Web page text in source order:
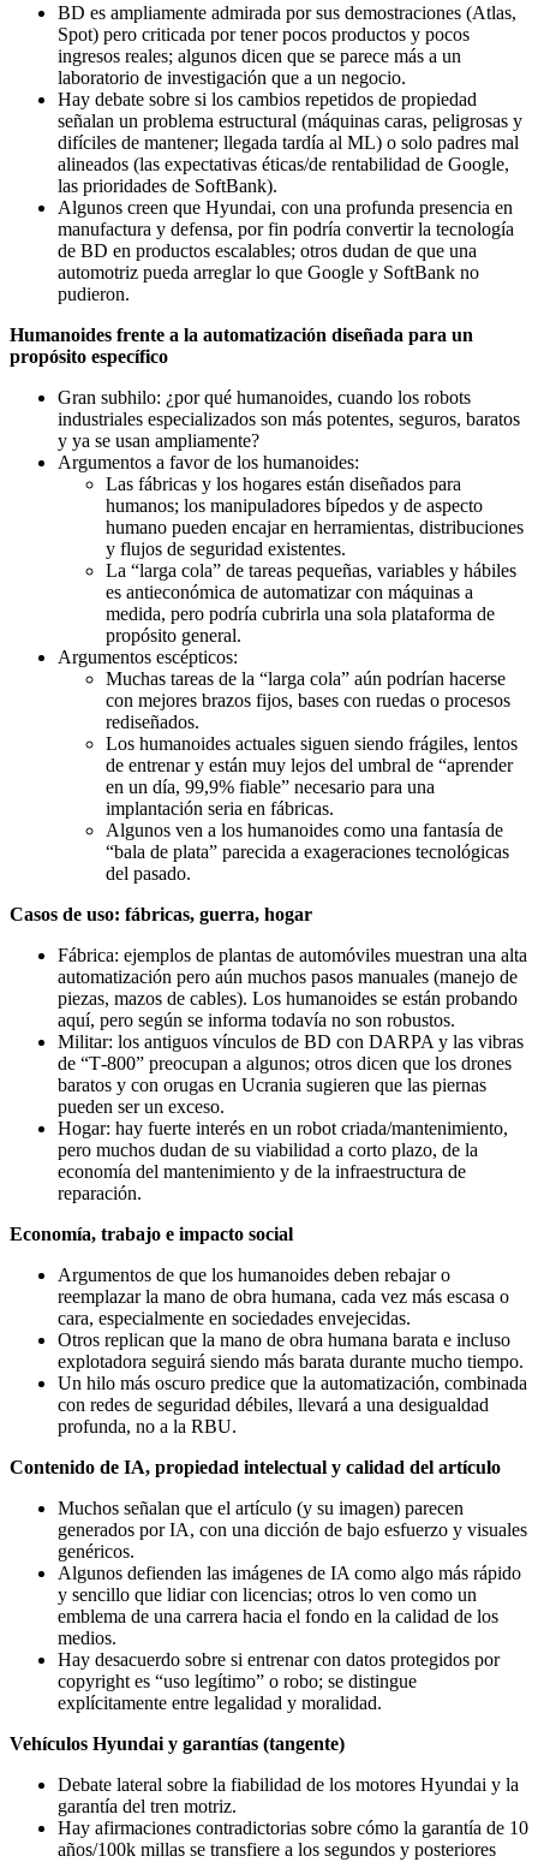
BD es ampliamente admirada por sus demostraciones (Atlas,
Spot) pero criticada por tener pocos productos y pocos
ingresos reales; algunos dicen que se parece más a un
laboratorio de investigación que a un negocio.
Hay debate sobre si los cambios repetidos de propiedad
señalan un problema estructural (máquinas caras, peligrosas y
difíciles de mantener; llegada tardía al ML) o solo padres mal
alineados (las expectativas éticas/de rentabilidad de Google,
las prioridades de SoftBank).
Algunos creen que Hyundai, con una profunda presencia en
manufactura y defensa, por fin podría convertir la tecnología
de BD en productos escalables; otros dudan de que una
automotriz pueda arreglar lo que Google y SoftBank no
pudieron.
Humanoides frente a la automatización diseñada para un
propósito específico
Gran subhilo: ¿por qué humanoides, cuando los robots
industriales especializados son más potentes, seguros, baratos
y ya se usan ampliamente?
Argumentos a favor de los humanoides:
Las fábricas y los hogares están diseñados para
humanos; los manipuladores bípedos y de aspecto
humano pueden encajar en herramientas, distribuciones
y flujos de seguridad existentes.
La “larga cola” de tareas pequeñas, variables y hábiles
es antieconómica de automatizar con máquinas a
medida, pero podría cubrirla una sola plataforma de
propósito general.
Argumentos escépticos:
Muchas tareas de la “larga cola” aún podrían hacerse
con mejores brazos fijos, bases con ruedas o procesos
rediseñados.
Los humanoides actuales siguen siendo frágiles, lentos
de entrenar y están muy lejos del umbral de “aprender
en un día, 99,9% fiable” necesario para una
implantación seria en fábricas.
Algunos ven a los humanoides como una fantasía de
“bala de plata” parecida a exageraciones tecnológicas
del pasado.
Casos de uso: fábricas, guerra, hogar
Fábrica: ejemplos de plantas de automóviles muestran una alta
automatización pero aún muchos pasos manuales (manejo de
piezas, mazos de cables). Los humanoides se están probando
aquí, pero según se informa todavía no son robustos.
Militar: los antiguos vínculos de BD con DARPA y las vibras
de “T‑800” preocupan a algunos; otros dicen que los drones
baratos y con orugas en Ucrania sugieren que las piernas
pueden ser un exceso.
Hogar: hay fuerte interés en un robot criada/mantenimiento,
pero muchos dudan de su viabilidad a corto plazo, de la
economía del mantenimiento y de la infraestructura de
reparación.
Economía, trabajo e impacto social
Argumentos de que los humanoides deben rebajar o
reemplazar la mano de obra humana, cada vez más escasa o
cara, especialmente en sociedades envejecidas.
Otros replican que la mano de obra humana barata e incluso
explotadora seguirá siendo más barata durante mucho tiempo.
Un hilo más oscuro predice que la automatización, combinada
con redes de seguridad débiles, llevará a una desigualdad
profunda, no a la RBU.
Contenido de IA, propiedad intelectual y calidad del artículo
Muchos señalan que el artículo (y su imagen) parecen
generados por IA, con una dicción de bajo esfuerzo y visuales
genéricos.
Algunos defienden las imágenes de IA como algo más rápido
y sencillo que lidiar con licencias; otros lo ven como un
emblema de una carrera hacia el fondo en la calidad de los
medios.
Hay desacuerdo sobre si entrenar con datos protegidos por
copyright es “uso legítimo” o robo; se distingue
explícitamente entre legalidad y moralidad.
Vehículos Hyundai y garantías (tangente)
Debate lateral sobre la fiabilidad de los motores Hyundai y la
garantía del tren motriz.
Hay afirmaciones contradictorias sobre cómo la garantía de 10
años/100k millas se transfiere a los segundos y posteriores